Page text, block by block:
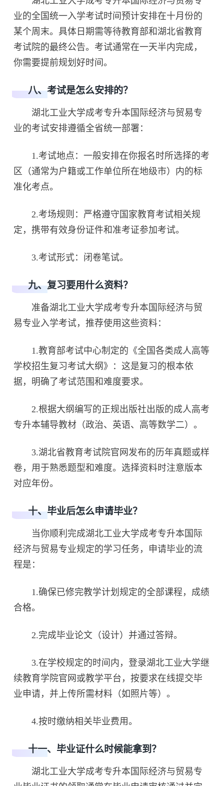
业的全国统一入学考试时间预计安排在十月份的
某个周末。具体日期需等待教育部和湖北省教育
考试院的最终公告。考试通常在一天半内完成，
你需要提前规划好时间。
八、考试是怎么安排的？
湖北工业大学成考专升本国际经济与贸易专
业的考试安排遵循全省统一部署：
1.考试地点：一般安排在你报名时所选择的考
区（通常为户籍或工作单位所在地级市）内的标
准化考点。
2.考场规则：严格遵守国家教育考试相关规
定，携带有效身份证件和准考证参加考试。
3.考试形式：闭卷笔试。
九、复习要用什么资料？
准备湖北工业大学成考专升本国际经济与贸
易专业入学考试，推荐使用这些资料：
1.教育部考试中心制定的《全国各类成人高等
学校招生复习考试大纲》：这是复习的根本依
据，明确了考试范围和难度要求。
2.根据大纲编写的正规出版社出版的成人高考
专升本辅导教材（政治、英语、高等数学二）。
3.湖北省教育考试院官网发布的历年真题或样
卷，用于熟悉题型和难度。选择资料时注意版本
对应年份。
十、毕业后怎么申请毕业？
当你顺利完成湖北工业大学成考专升本国际
经济与贸易专业规定的学习任务，申请毕业的流
程是：
1.确保已修完教学计划规定的全部课程，成绩
合格。
2.完成毕业论文（设计）并通过答辩。
3.在学校规定的时间内，登录湖北工业大学继
续教育学院官网或教学平台，按要求在线提交毕
业申请，并上传所需材料（如照片等）。
4.按时缴纳相关毕业费用。
十一、毕业证什么时候能拿到？
湖北工业大学成考专升本国际经济与贸易专